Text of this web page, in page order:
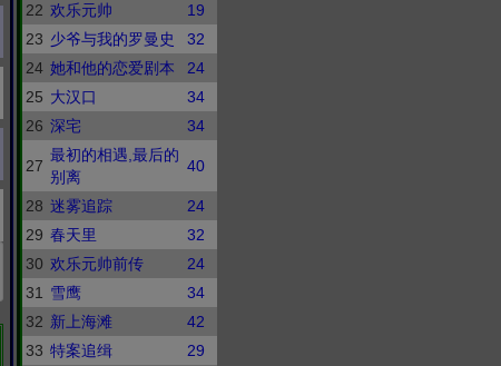
22 欢乐元帅
19
23 少爷与我的罗曼史
32
24 她和他的恋爱剧本
24
25 大汉口
34
26 深宅 34
27
最初的相遇,最后的
别离
40
28 迷雾追踪
24
29 春天里
32
30 欢乐元帅前传
24
31
雪鹰
34
32 新上海滩
42
33 特案追缉 29